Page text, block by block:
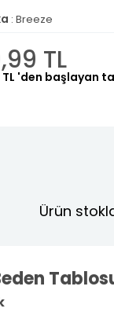
: Breeze
TL
'den başlayan
Ürün